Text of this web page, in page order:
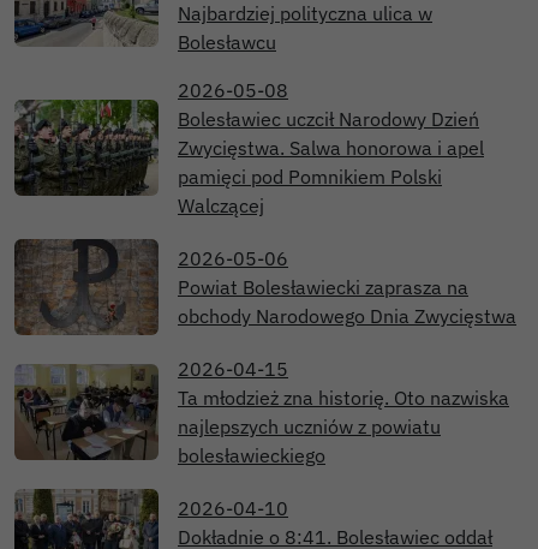
Najbardziej polityczna ulica w
Bolesławcu
2026-05-08
Bolesławiec uczcił Narodowy Dzień
Zwycięstwa. Salwa honorowa i apel
pamięci pod Pomnikiem Polski
Walczącej
2026-05-06
Powiat Bolesławiecki zaprasza na
obchody Narodowego Dnia Zwycięstwa
2026-04-15
Ta młodzież zna historię. Oto nazwiska
najlepszych uczniów z powiatu
bolesławieckiego
2026-04-10
Dokładnie o 8:41. Bolesławiec oddał